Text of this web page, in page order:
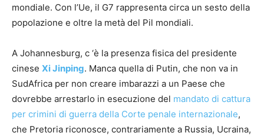
mondiale. Con l’Ue, il G7 rappresenta circa un sesto della
popolazione e oltre la metà del Pil mondiali.
A Johannesburg, c ‘è la presenza fisica del presidente
cinese Xi Jinping. Manca quella di Putin, che non va in
SudAfrica per non creare imbarazzi a un Paese che
dovrebbe arrestarlo in esecuzione del mandato di cattura
per crimini di guerra della Corte penale internazionale,
che Pretoria riconosce, contrariamente a Russia, Ucraina,